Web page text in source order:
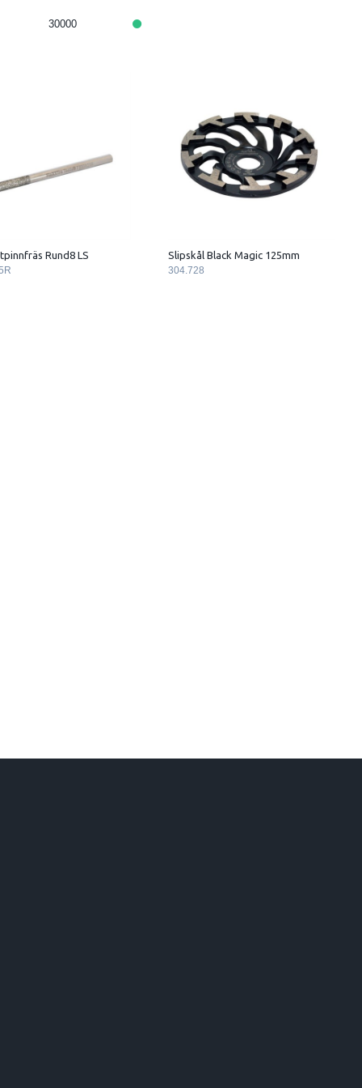
30000
Rund8 LS
Slipskål Black Magic 125mm
304.728